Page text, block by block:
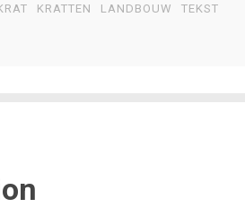
KRATTEN LANDBOUW TEKST